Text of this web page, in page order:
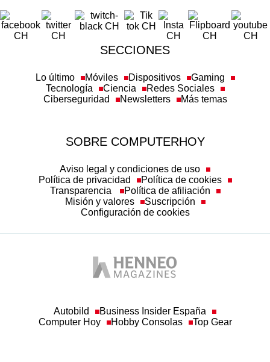
SECCIONES
Lo último Móviles Dispositivos
Gaming
Tecnología
Ciencia
Redes Sociales
Ciberseguridad
Newsletters Más temas
SOBRE COMPUTERHOY
Aviso legal y condiciones de uso
Política de privacidad
Política de cookies
Transparencia
Política de afiliación
Misión y valores
Suscripción
Configuración de cookies
Autobild
Business Insider España
Computer Hoy
Hobby Consolas Top Gear